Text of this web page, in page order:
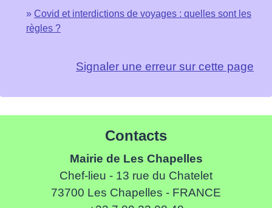
Covid et interdictions de voyages : quelles sont les
règles ?
Signaler une erreur sur cette page
Contacts
Mairie de Les Chapelles
Chef-lieu - 13 rue du Chatelet
73700 Les Chapelles - FRANCE